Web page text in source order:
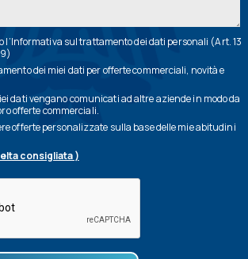
l’Informativa sul trattamento dei dati personali (Art. 13
dei miei dati per offerte commerciali, novità e
dati vengano comunicati ad altre aziende in modo da
offerte commerciali.
offerte personalizzate sulla base delle mie abitudini
consigliata )